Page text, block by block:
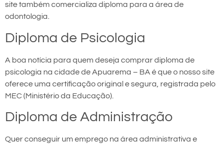
site também comercializa diploma para a área de
odontologia.
Diploma de Psicologia
A boa notícia para quem deseja comprar diploma de
psicologia na cidade de Apuarema – BA é que o nosso site
oferece uma certificação original e segura, registrada pelo
MEC (Ministério da Educação).
Diploma de Administração
Quer conseguir um emprego na área administrativa e